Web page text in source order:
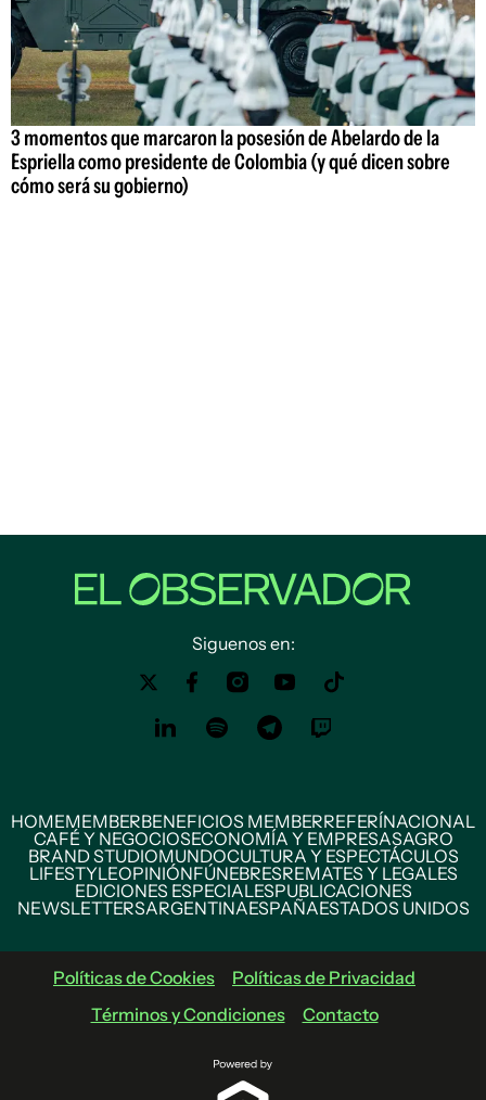
3 momentos que marcaron la posesión de Abelardo de la
Espriella como presidente de Colombia (y qué dicen sobre
cómo será su gobierno)
Siguenos en:
HOMEMEMBERBENEFICIOS MEMBERREFERÍNACIONAL
CAFÉ Y NEGOCIOSECONOMÍA Y EMPRESASAGRO
BRAND STUDIOMUNDOCULTURA Y ESPECTÁCULOS
LIFESTYLEOPINIÓNFÚNEBRESREMATES Y LEGALES
EDICIONES ESPECIALESPUBLICACIONES
NEWSLETTERSARGENTINAESPAÑAESTADOS UNIDOS
Políticas de Cookies
Políticas de Privacidad
Términos y Condiciones
Contacto